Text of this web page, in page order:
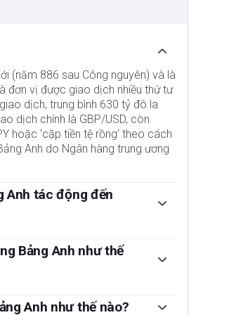
(năm 886 sau Công nguyên) và là
đơn vị được giao dịch nhiều thứ tư
dịch, trung bình 630 tỷ đô la
dịch chính là GBP/USD, còn
hoặc 'cặp tiền tệ rồng' theo cách
Anh do Ngân hàng trung ương
Anh tác động đến
định dựa trên việc liệu họ có
– tỷ lệ lạm phát ổn định ở mức
điều này có lợi cho GBP, vì
Bảng Anh như thế
hàng (PMI) ngành sản xuất và
Anh như thế nào?